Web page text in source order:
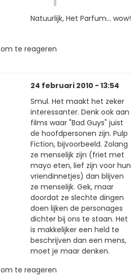
Natuurlijk, Het Parfum... wow!
om te reageren
24 februari 2010 - 13:54
Smul. Het maakt het zeker
interessanter. Denk ook aan
films waar "Bad Guys" juist
de hoofdpersonen zijn. Pulp
Fiction, bijvoorbeeld. Zolang
ze menselijk zijn (friet met
mayo eten, lief zijn voor hun
vriendinnetjes) dan blijven
ze menselijk. Gek, maar
doordat ze slechte dingen
doen lijken de personages
dichter bij ons te staan. Het
is makkelijker een held te
beschrijven dan een mens,
moet je maar denken.
om te reageren